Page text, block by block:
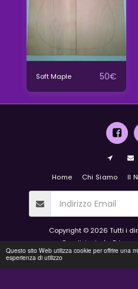
Questo sito Web utilizza cookie per offrire una
esperienza di utilizzo
Soft Maple 50€
Home Chi Siamo Il
Copyright © 2026 Tutti i
Condizioni | Privacy